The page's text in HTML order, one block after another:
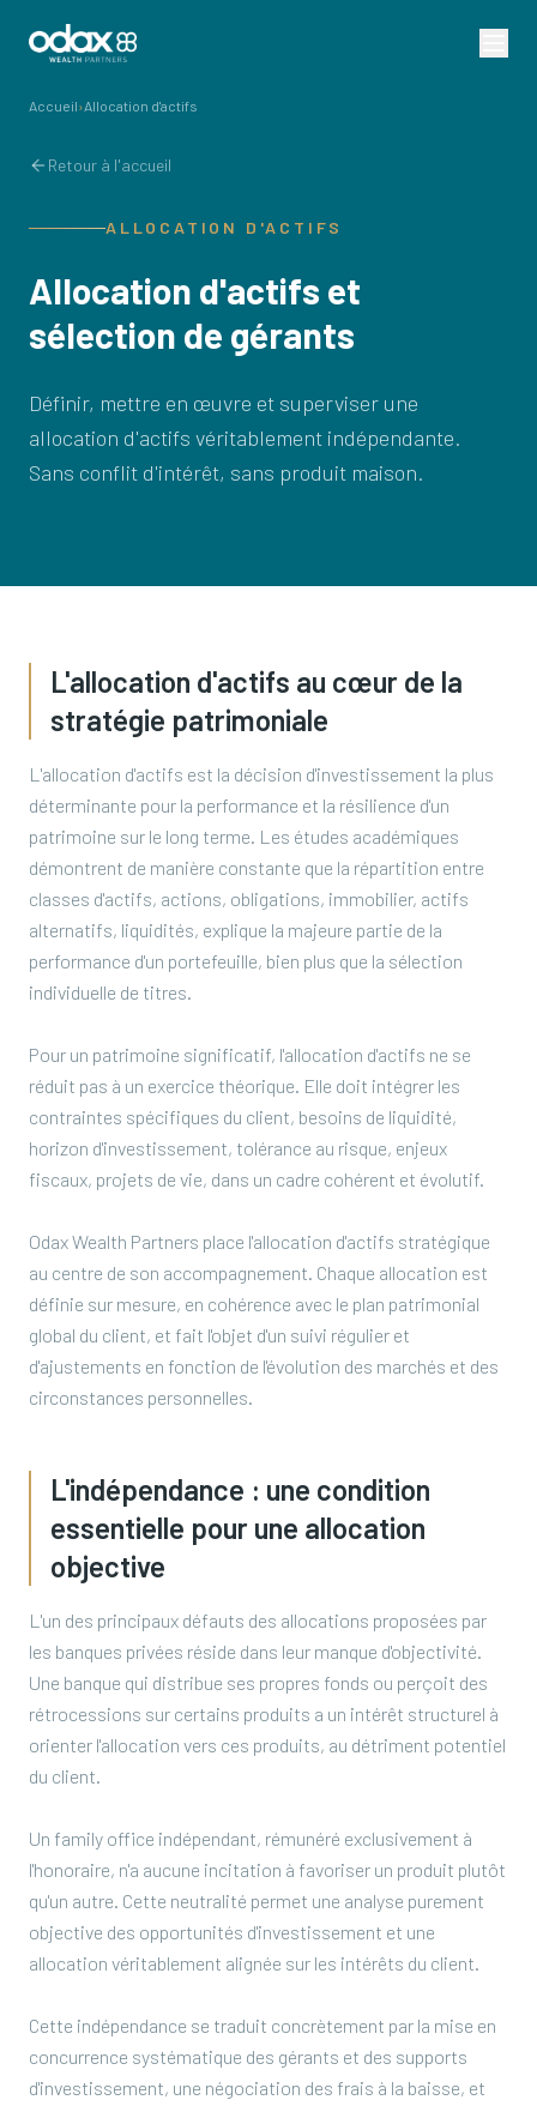
Accueil›Allocation d'actifs
Retour à l'accueil
ALLOCATION D'ACTIFS
Allocation d'actifs et
sélection de gérants
Définir, mettre en œuvre et superviser une
allocation d'actifs véritablement indépendante.
Sans conflit d'intérêt, sans produit maison.
L'allocation d'actifs au cœur de la
stratégie patrimoniale
L'allocation d'actifs est la décision d'investissement la plus
déterminante pour la performance et la résilience d'un
patrimoine sur le long terme. Les études académiques
démontrent de manière constante que la répartition entre
classes d'actifs, actions, obligations, immobilier, actifs
alternatifs, liquidités, explique la majeure partie de la
performance d'un portefeuille, bien plus que la sélection
individuelle de titres.
Pour un patrimoine significatif, l'allocation d'actifs ne se
réduit pas à un exercice théorique. Elle doit intégrer les
contraintes spécifiques du client, besoins de liquidité,
horizon d'investissement, tolérance au risque, enjeux
fiscaux, projets de vie, dans un cadre cohérent et évolutif.
Odax Wealth Partners place l'allocation d'actifs stratégique
au centre de son accompagnement. Chaque allocation est
définie sur mesure, en cohérence avec le plan patrimonial
global du client, et fait l'objet d'un suivi régulier et
d'ajustements en fonction de l'évolution des marchés et des
circonstances personnelles.
L'indépendance : une condition
essentielle pour une allocation
objective
L'un des principaux défauts des allocations proposées par
les banques privées réside dans leur manque d'objectivité.
Une banque qui distribue ses propres fonds ou perçoit des
rétrocessions sur certains produits a un intérêt structurel à
orienter l'allocation vers ces produits, au détriment potentiel
du client.
Un family office indépendant, rémunéré exclusivement à
l'honoraire, n'a aucune incitation à favoriser un produit plutôt
qu'un autre. Cette neutralité permet une analyse purement
objective des opportunités d'investissement et une
allocation véritablement alignée sur les intérêts du client.
Cette indépendance se traduit concrètement par la mise en
concurrence systématique des gérants et des supports
d'investissement, une négociation des frais à la baisse, et